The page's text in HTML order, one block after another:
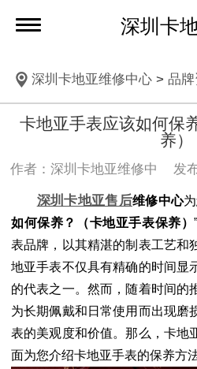
深圳卡
深圳卡地亚维修中心> 品
卡地亚手表应该如何保
养）
作者：深圳卡地亚维修中 发
深圳卡地亚售后维修中心
如何保养？（卡地亚手表保养）
表品牌，以其精湛的制表工艺和
地亚手表不仅具有精确的时间显
的代表之一。然而，随着时间的
为长期佩戴和日常使用而出现磨
表的美观度和价值。那么，卡地
面为您介绍卡地亚手表的保养方法